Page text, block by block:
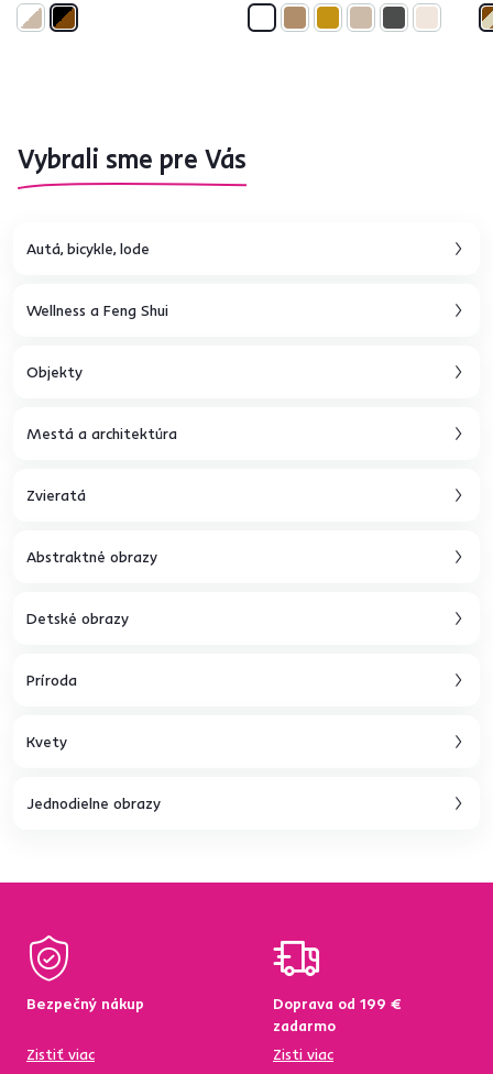
Vybrali sme pre Vás
Autá, bicykle, lode
Wellness a Feng Shui
Objekty
Mestá a architektúra
Zvieratá
Abstraktné obrazy
Detské obrazy
Príroda
Kvety
Jednodielne obrazy
Bezpečný nákup
Zistiť viac
Doprava od 199 €
zadarmo
Zisti viac